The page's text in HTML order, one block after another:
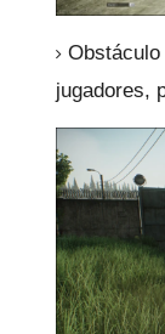
jugadores,